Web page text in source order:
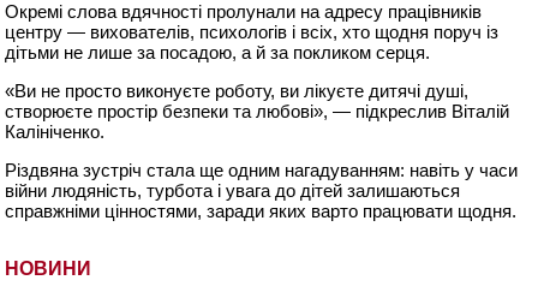
НОВИНИ
Окремі слова вдячності пролунали на адресу працівників
центру — вихователів, психологів і всіх, хто щодня поруч із
дітьми не лише за посадою, а й за покликом серця.
«Ви не просто виконуєте роботу, ви лікуєте дитячі душі,
створюєте простір безпеки та любові», — підкреслив Віталій
Калініченко.
Різдвяна зустріч стала ще одним нагадуванням: навіть у часи
війни людяність, турбота і увага до дітей залишаються
справжніми цінностями, заради яких варто працювати щодня.